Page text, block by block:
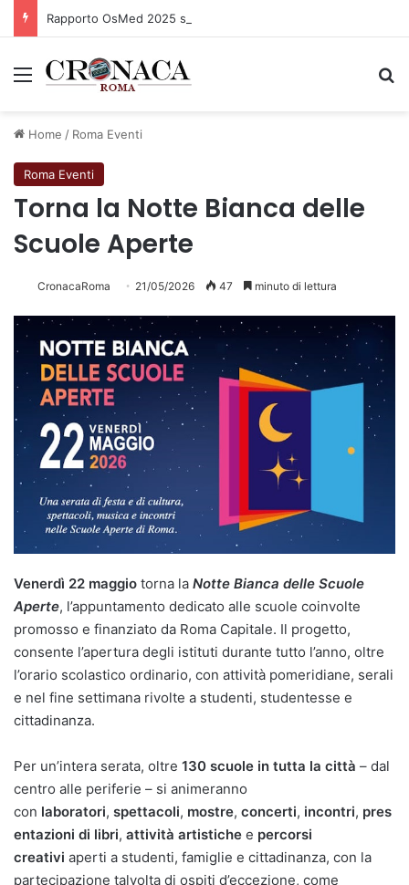
Rapporto OsMed 2025 sull’uso dei farmaci in Italia
Menu
Home / Roma Eventi
Roma Eventi
Torna la Notte Bianca delle
Scuole Aperte
CronacaRoma 21/05/2026 47 minuto di lettura
Venerdì 22 maggio torna la Notte Bianca delle Scuole
Aperte, l’appuntamento dedicato alle scuole coinvolte
promosso e finanziato da Roma Capitale. Il progetto,
consente l’apertura degli istituti durante tutto l’anno, oltre
l’orario scolastico ordinario, con attività pomeridiane, serali
e nel fine settimana rivolte a studenti, studentesse e
cittadinanza.
Per un’intera serata, oltre 130 scuole in tutta la città – dal
centro alle periferie – si animeranno
con laboratori, spettacoli, mostre, concerti, incontri, pres
entazioni di libri, attività artistiche e percorsi
creativi aperti a studenti, famiglie e cittadinanza, con la
partecipazione talvolta di ospiti d’eccezione, come